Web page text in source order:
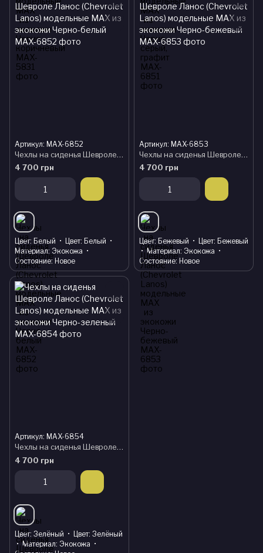
Артикул: MAX-6852
Чехлы на сиденья Шевроле Ланос (Chevrolet Lanos) модельные MAX из экокожи Черно-белый
4 700 грн
Цвет Белый Цвет Белый
Материал Экокожа
Состояние Новое
Артикул: MAX-6853
Чехлы на сиденья Шевроле Ланос (Chevrolet Lanos) модельные MAX из экокожи Черно-бежевый
4 700 грн
Цвет Бежевый Цвет Бежевый
Материал Экокожа
Состояние Новое
Артикул: MAX-6854
Чехлы на сиденья Шевроле Ланос (Chevrolet Lanos) модельные MAX из экокожи Черно-зеленый
4 700 грн
Цвет Зелёный Цвет Зелёный
Материал Экокожа